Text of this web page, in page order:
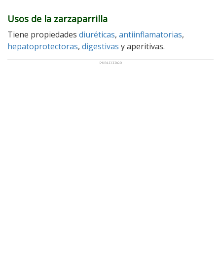
Usos de la zarzaparrilla
Tiene propiedades diuréticas, antiinflamatorias,
hepatoprotectoras, digestivas y aperitivas.